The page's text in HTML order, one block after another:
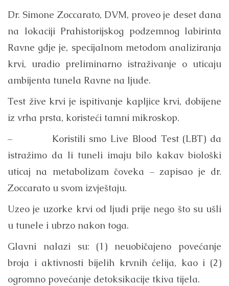
Dr. Simone Zoccarato, DVM, proveo je deset dana
na lokaciji Prahistorijskog podzemnog labirinta
Ravne gdje je, specijalnom metodom analiziranja
krvi, uradio preliminarno istraživanje o uticaju
ambijenta tunela Ravne na ljude.
Test žive krvi je ispitivanje kapljice krvi, dobijene
iz vrha prsta, koristeći tamni mikroskop.
– Koristili smo Live Blood Test (LBT) da
istražimo da li tuneli imaju bilo kakav biološki
uticaj na metabolizam čoveka – zapisao je dr.
Zoccarato u svom izvještaju.
Uzeo je uzorke krvi od ljudi prije nego što su ušli
u tunele i ubrzo nakon toga.
Glavni nalazi su: (1) neuobičajeno povećanje
broja i aktivnosti bijelih krvnih ćelija, kao i (2)
ogromno povećanje detoksikacije tkiva tijela.